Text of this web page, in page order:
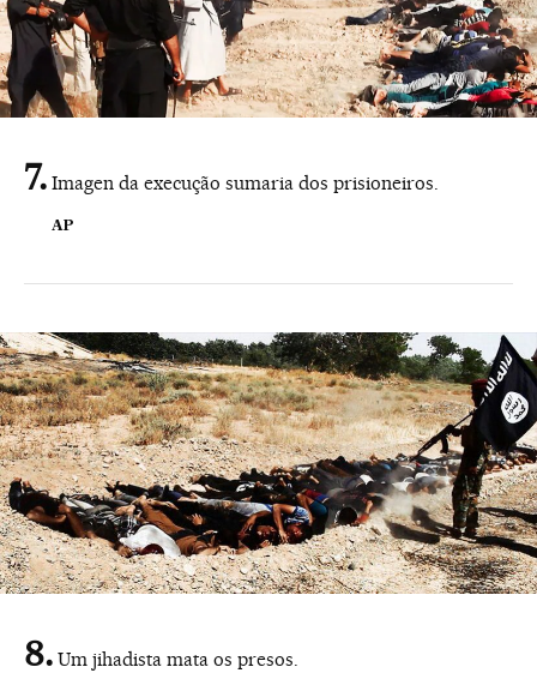
Imagen da execução sumaria dos prisioneiros.
AP
Um jihadista mata os presos.